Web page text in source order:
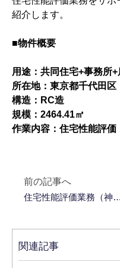
紹介します。
■物件概要
用途：共同住宅+事務所+
所在地：東京都千代田区
構造：RC造
規模：2464.41㎡
作業内容：住宅性能評価
前の記事へ
住宅性能評価業務（神奈川県/共同住宅/8343.72㎡）をお手伝いしました。
関連記事